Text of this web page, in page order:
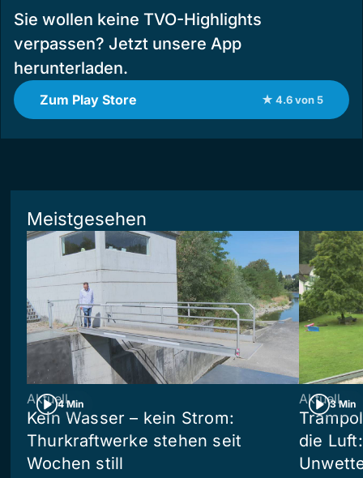
Sie wollen keine TVO-Highlights
verpassen? Jetzt unsere App
herunterladen.
Zum Play Store ★ 4.6 von 5
Meistgesehen
4 Min
Aktuell
Kein Wasser – kein Strom:
Thurkraftwerke stehen seit
Wochen still
3 Min
Aktuell
die